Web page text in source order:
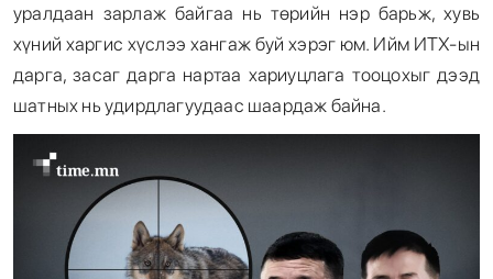
уралдаан зарлаж байгаа нь төрийн нэр барьж, хувь
хүний харгис хүслээ хангаж буй хэрэг юм. Ийм ИТХ-ын
дарга, засаг дарга нартаа хариуцлага тооцохыг дээд
шатных нь удирдлагуудаас шаардаж байна.